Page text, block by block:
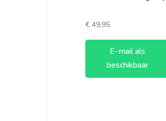
€49,95
E-mail als
beschikbaar